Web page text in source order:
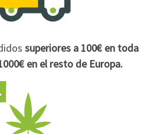
superiores a 100€ en toda
en el resto de Europa.